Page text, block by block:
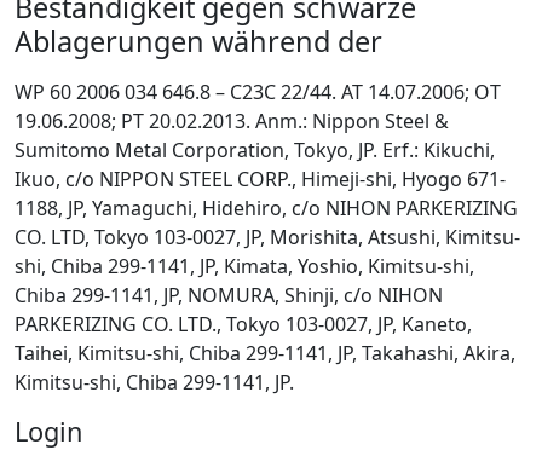
Ablagerungen während der
WP 60 2006 034 646.8 – C23C 22/44. AT 14.07.2006; OT
19.06.2008; PT 20.02.2013. Anm.: Nippon Steel &
Sumitomo Metal Corporation, Tokyo, JP. Erf.: Kikuchi,
Ikuo, c/o NIPPON STEEL CORP., Himeji-shi, Hyogo 671-
1188, JP, Yamaguchi, Hidehiro, c/o NIHON PARKERIZING
CO. LTD, Tokyo 103-0027, JP, Morishita, Atsushi, Kimitsu-
shi, Chiba 299-1141, JP, Kimata, Yoshio, Kimitsu-shi,
Chiba 299-1141, JP, NOMURA, Shinji, c/o NIHON
PARKERIZING CO. LTD., Tokyo 103-0027, JP, Kaneto,
Taihei, Kimitsu-shi, Chiba 299-1141, JP, Takahashi, Akira,
Kimitsu-shi, Chiba 299-1141, JP.
Login